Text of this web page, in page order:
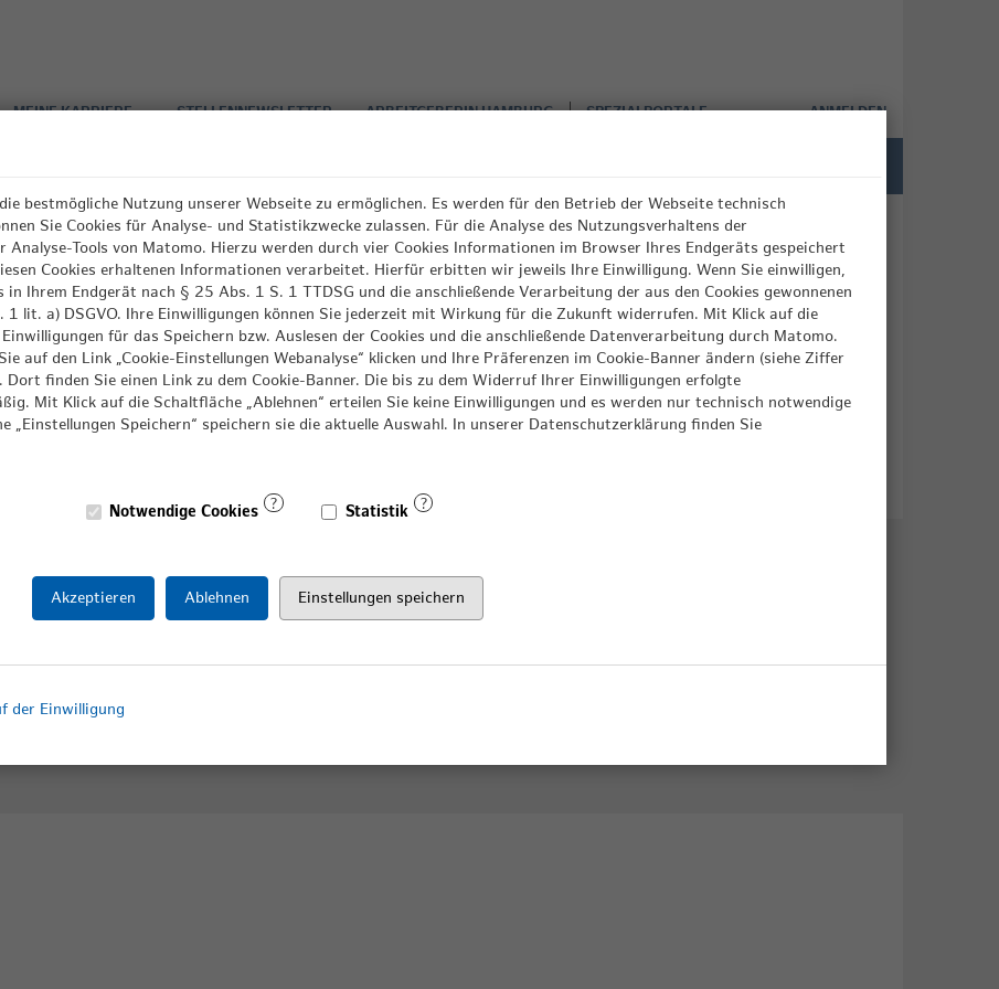
bestmögliche Nutzung unserer Webseite zu ermöglichen. Es werden für den Betrieb der Webseite technisch
Sie Cookies für Analyse- und Statistikzwecke zulassen. Für die Analyse des Nutzungsverhaltens der
Analyse-Tools von Matomo. Hierzu werden durch vier Cookies Informationen im Browser Ihres Endgeräts gespeichert
Cookies erhaltenen Informationen verarbeitet. Hierfür erbitten wir jeweils Ihre Einwilligung. Wenn Sie einwilligen,
Ihrem Endgerät nach § 25 Abs. 1 S. 1 TTDSG und die anschließende Verarbeitung der aus den Cookies gewonnenen
1 lit. a) DSGVO. Ihre Einwilligungen können Sie jederzeit mit Wirkung für die Zukunft widerrufen. Mit Klick auf die
für das Speichern bzw. Auslesen der Cookies und die anschließende Datenverarbeitung durch Matomo.
auf den Link „Cookie-Einstellungen Webanalyse“ klicken und Ihre Präferenzen im Cookie-Banner ändern (siehe Ziffer
finden Sie einen Link zu dem Cookie-Banner. Die bis zu dem Widerruf Ihrer Einwilligungen erfolgte
Mit Klick auf die Schaltfläche „Ablehnen“ erteilen Sie keine Einwilligungen und es werden nur technisch notwendige
„Einstellungen Speichern“ speichern sie die aktuelle Auswahl. In unserer Datenschutzerklärung finden Sie
Notwendige Cookies Statistik
Akzeptieren Ablehnen Einstellungen speichern
der Einwilligung
MEINE KARRIERE STELLENNEWSLETTER ARBEITGEBERIN HAMBURG SPEZIALPORTALE ANMELDEN
Ihre E-Mail-Adresse ein, die Sie bei der Registrierung
per E-Mail.
Datensicherheit
Ihre Daten sind bei uns sicher. Ausführliche
Informationen dazu können Sie auf der Seite
Datenschutzhinweisenachlesen.